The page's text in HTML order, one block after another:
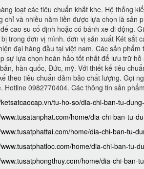
loạt các tiêu chuẩn khắt khe. Hệ thống
chỉ và nhiều năm liền được lựa chọn là sản
cao su cố định hoặc có bánh xe di động.
trong đơn vị mình. đơn vị sản xuất Két sắt
đại hàng đầu tại việt nam. Các sản
sự lựa chọn hoàn hảo tốt nhất để lưu trữ
hàn quốc, Đức, mỹ. Với thiết kế tiêu
theo tiêu chuẩn đảm bảo chất lượng. Gọi
Hotline 0982770404. Các thông tin sản
tu-ho-so/dia-chi-ban-tu-
home/dia-chi-ban-tu-
home/dia-chi-ban-tu-
home/dia-chi-ban-tu-
home/dia-chi-